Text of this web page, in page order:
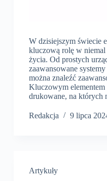
W dzisiejszym świecie
kluczową rolę w niemal
życia. Od prostych
zaawansowane
można znaleźć
Kluczowym elementem
drukowane, na których
Redakcja 9 lipca
Artykuły